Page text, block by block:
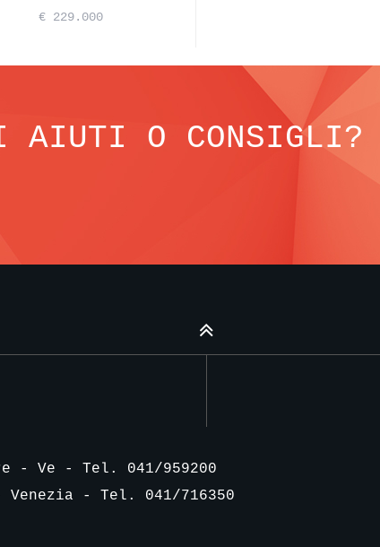
€ 229.000
AIUTI O CONSIGLI?
- Ve - Tel. 041/959200
- Tel. 041/716350